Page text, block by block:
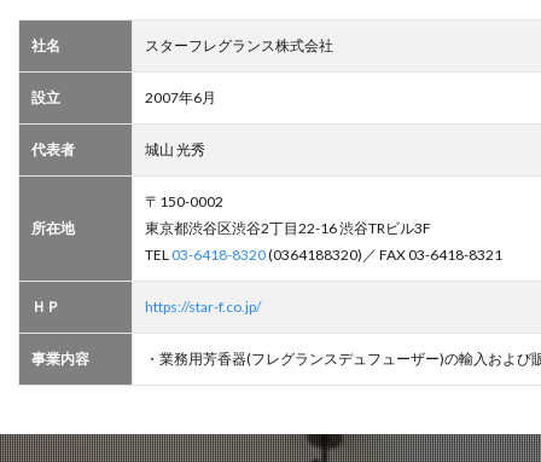
社名 スターフレグランス株式会社
設立 2007年6月
代表者 城山 光秀
所在地
〒150-0002
東京都渋谷区渋谷2丁目22-16 渋谷TRビル3F
TEL 03-6418-8320(0364188320)／ FAX 03-6418-8321
ＨＰ https://star-f.co.jp/
事業内容 ・業務用芳香器(フレグランスデュフューザー)の輸入および